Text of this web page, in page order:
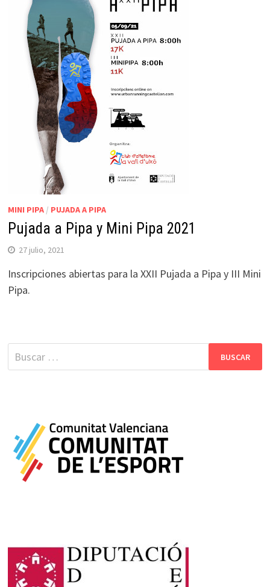
MINI PIPA/ PUJADA A PIPA
Pujada a Pipa y Mini Pipa 2021
27 julio, 2021
Inscripciones abiertas para la XXII Pujada a Pipa y III Mini
Pipa.
Buscar: